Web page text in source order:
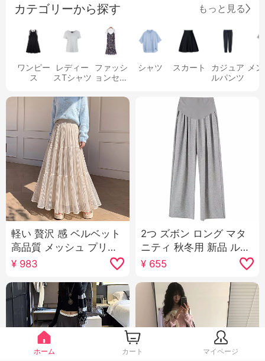
カテゴリーから探す もっと見る
ワンピー
ス
レディー
スTシャツ
ファッシ
ョンセッ
シャツ スカート
カジュア
ルパンツ
メ
軽い 贅沢 感 ベルベット
高品質 メッシュ プリー
ツスカート 女性 春 春 ス
ーパー 美しい み ラード
A字 ケーキ スカート
¥ 983
2つ ズボン ロング マタ
ニティ 秋冬用 新品 ルー
ズ もち米 ズボン ワイド
着用可能 長ズボン
¥ 655
ホーム カート マイページ